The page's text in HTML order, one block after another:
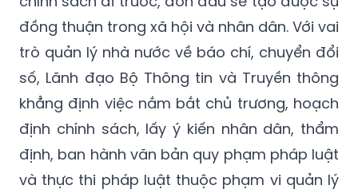
trò quản lý nhà nước về báo chí, chuyển đổi
số, Lãnh đạo Bộ Thông tin và Truyền thông
khẳng định việc nắm bắt chủ trương, hoạch
định chính sách, lấy ý kiến nhân dân, thẩm
định, ban hành văn bản quy phạm pháp luật
và thực thi pháp luật thuộc phạm vi quản lý
đều là các khâu vô cùng quan trọng. Để mỗi